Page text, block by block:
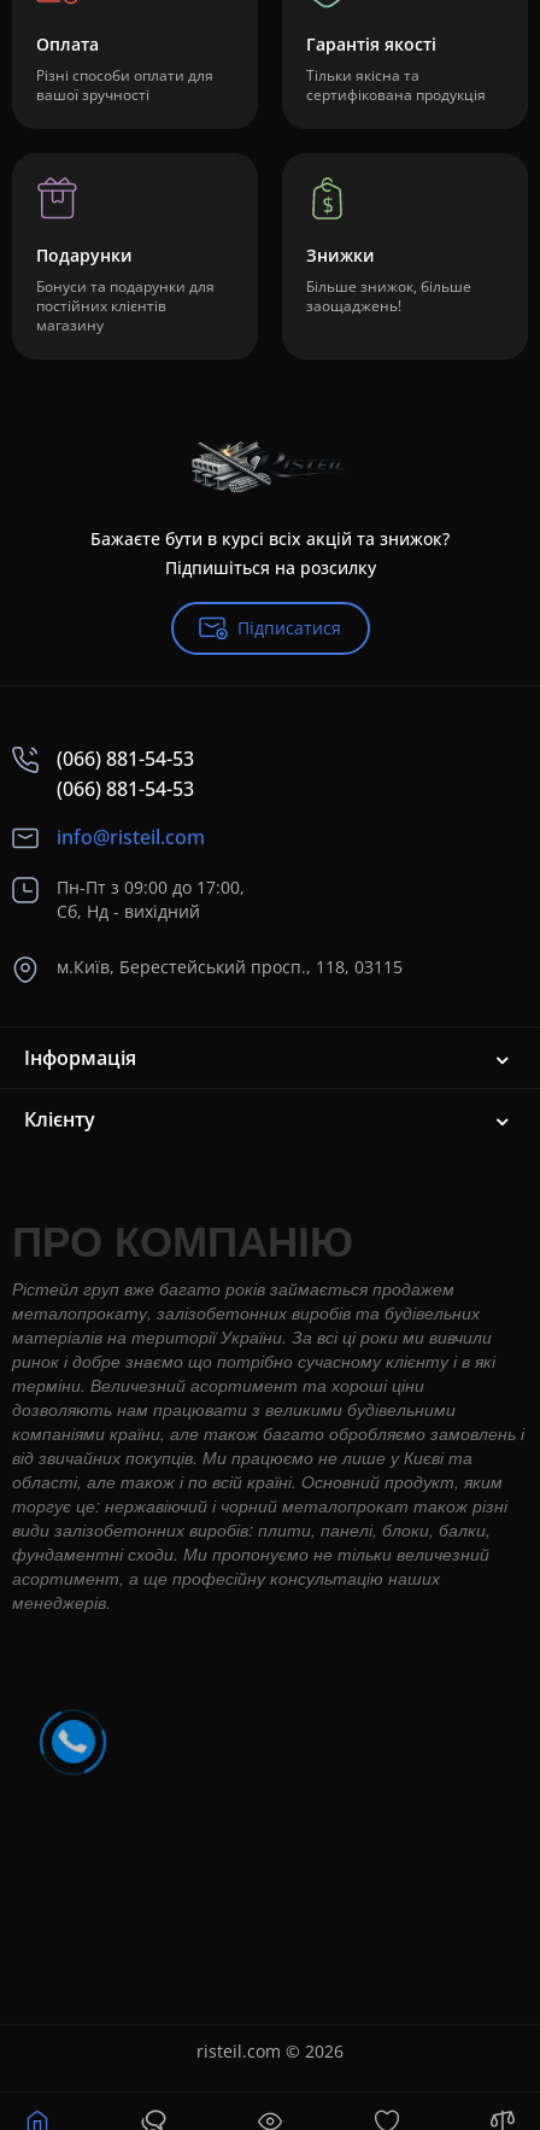
Оплата
Різні способи оплати для
вашої зручності
Гарантія якості
Тільки якісна та
сертифікована продукція
Подарунки
Бонуси та подарунки для
постійних клієнтів
магазину
Знижки
Більше знижок, більше
заощаджень!
Бажаєте бути в курсі всіх акцій та знижок?
Підпишіться на розсилку
Підписатися
(066) 881-54-53
(066) 881-54-53
info@risteil.com
Пн-Пт з 09:00 до 17:00,
Сб, Нд - вихідний
м.Київ, Берестейський просп., 118, 03115
Інформація
Клієнту
ПРО КОМПАНІЮ
Рістейл груп вже багато років займається продажем
металопрокату, залізобетонних виробів та будівельних
матеріалів на території України. За всі ці роки ми вивчили
ринок і добре знаємо що потрібно сучасному клієнту і в які
терміни. Величезний асортимент та хороші ціни
дозволяють нам працювати з великими будівельними
компаніями країни, але також багато обробляємо замовлень і
від звичайних покупців. Ми працюємо не лише у Києві та
області, але також і по всій країні. Основний продукт, яким
торгує це: нержавіючий і чорний металопрокат також різні
види залізобетонних виробів: плити, панелі, блоки, балки,
фундаментні сходи. Ми пропонуємо не тільки величезний
асортимент, а ще професійну консультацію наших
менеджерів.
risteil.com © 2026